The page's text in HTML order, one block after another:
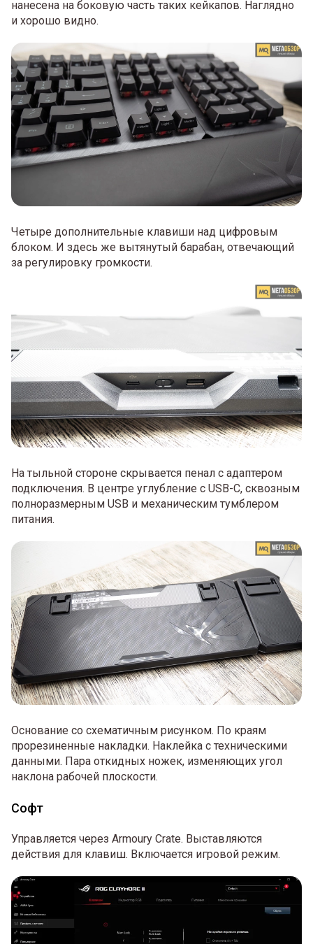
нанесена на боковую часть таких кейкапов. Наглядно
и хорошо видно.
Четыре дополнительные клавиши над цифровым
блоком. И здесь же вытянутый барабан, отвечающий
за регулировку громкости.
На тыльной стороне скрывается пенал с адаптером
подключения. В центре углубление с USB-C, сквозным
полноразмерным USB и механическим тумблером
питания.
Основание со схематичным рисунком. По краям
прорезиненные накладки. Наклейка с техническими
данными. Пара откидных ножек, изменяющих угол
наклона рабочей плоскости.
Софт
Управляется через Armoury Crate. Выставляются
действия для клавиш. Включается игровой режим.